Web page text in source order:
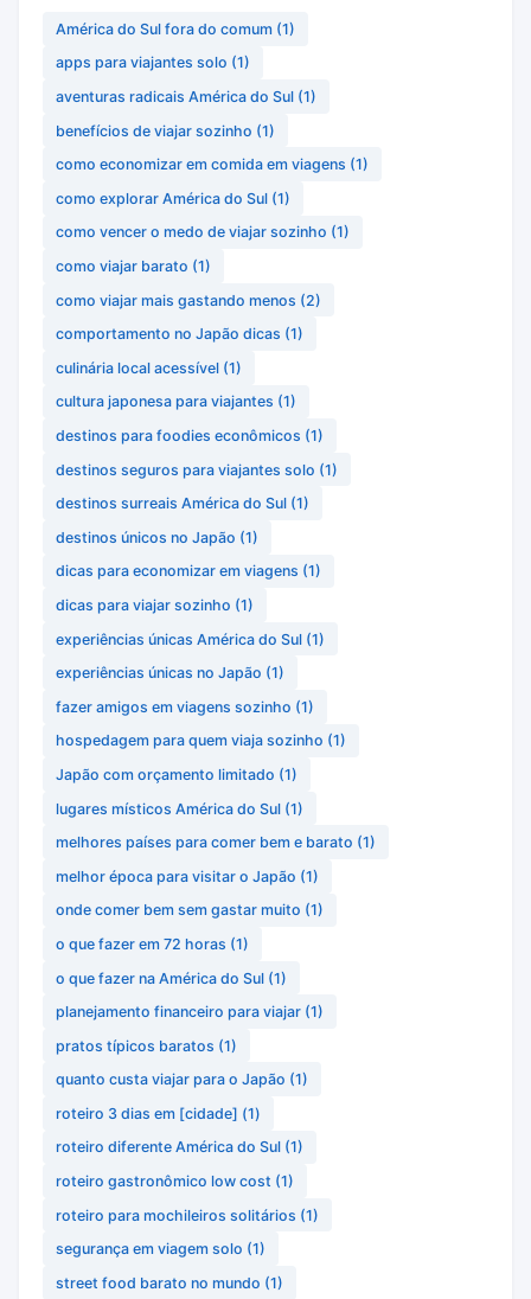
América do Sul fora do comum (1)
apps para viajantes solo (1)
aventuras radicais América do Sul (1)
benefícios de viajar sozinho (1)
como economizar em comida em viagens (1)
como explorar América do Sul (1)
como vencer o medo de viajar sozinho (1)
como viajar barato (1)
como viajar mais gastando menos (2)
comportamento no Japão dicas (1)
culinária local acessível (1)
cultura japonesa para viajantes (1)
destinos para foodies econômicos (1)
destinos seguros para viajantes solo (1)
destinos surreais América do Sul (1)
destinos únicos no Japão (1)
dicas para economizar em viagens (1)
dicas para viajar sozinho (1)
experiências únicas América do Sul (1)
experiências únicas no Japão (1)
fazer amigos em viagens sozinho (1)
hospedagem para quem viaja sozinho (1)
Japão com orçamento limitado (1)
lugares místicos América do Sul (1)
melhores países para comer bem e barato (1)
melhor época para visitar o Japão (1)
onde comer bem sem gastar muito (1)
o que fazer em 72 horas (1)
o que fazer na América do Sul (1)
planejamento financeiro para viajar (1)
pratos típicos baratos (1)
quanto custa viajar para o Japão (1)
roteiro 3 dias em [cidade] (1)
roteiro diferente América do Sul (1)
roteiro gastronômico low cost (1)
roteiro para mochileiros solitários (1)
segurança em viagem solo (1)
street food barato no mundo (1)